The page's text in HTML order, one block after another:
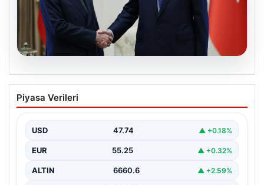
06.08.2026
Cumhurbaşkanı Erdoğan, Devlet
Bahçeli ile görüştü
Piyasa Verileri
USD 47.74 ▲ +0.18%
EUR 55.25 ▲ +0.32%
ALTIN 6660.6 ▲ +2.59%